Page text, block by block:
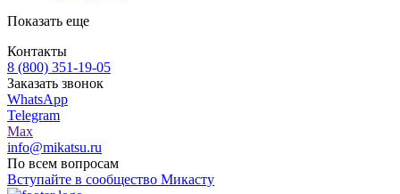
Показать еще
Контакты
8 (800) 351-19-05
Заказать звонок
WhatsApp
Telegram
Max
info@mikatsu.ru
По всем вопросам
Вступайте в сообщество Микасту